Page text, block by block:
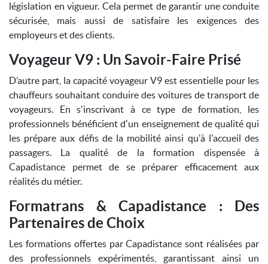
législation en vigueur. Cela permet de garantir une conduite
sécurisée, mais aussi de satisfaire les exigences des
employeurs et des clients.
Voyageur V9 : Un Savoir-Faire Prisé
D’autre part, la capacité voyageur V9 est essentielle pour les
chauffeurs souhaitant conduire des voitures de transport de
voyageurs. En s'inscrivant à ce type de formation, les
professionnels bénéficient d'un enseignement de qualité qui
les prépare aux défis de la mobilité ainsi qu'à l'accueil des
passagers. La qualité de la formation dispensée à
Capadistance permet de se préparer efficacement aux
réalités du métier.
Formatrans & Capadistance : Des
Partenaires de Choix
Les formations offertes par Capadistance sont réalisées par
des professionnels expérimentés, garantissant ainsi un